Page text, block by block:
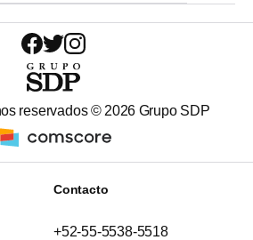
reservados © 2026 Grupo SDP
Contacto
+52-55-5538-5518